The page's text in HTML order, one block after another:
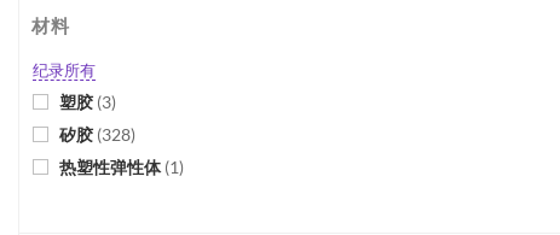
材料
纪录所有
塑胶 (3)
矽胶 (328)
热塑性弹性体(1)